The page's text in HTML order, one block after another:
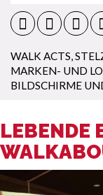
WALK ACTS,
MARKEN- UND
BILDSCHIRME
LEBENDE